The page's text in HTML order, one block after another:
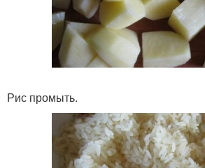
Рис промыть.